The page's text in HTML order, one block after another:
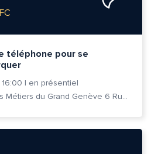
téléphone pour se
16:00 | en présentiel
Cité des Métiers du Grand Genève 6 Rue Prévost-Martin 1205 Genève